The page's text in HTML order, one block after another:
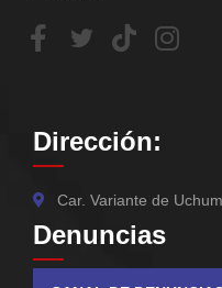
Dirección:
Car. Variante de
Denuncias